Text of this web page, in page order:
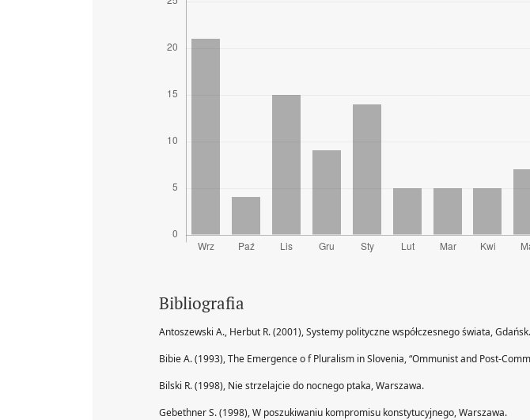
Bibliografia
Antoszewski A., Herbut R. (2001), Systemy polityczne współczesnego świata, Gdańsk.
Bibie A. (1993), The Emergence o f Pluralism in Slovenia, “Ommunist and Post-
Bilski R. (1998), Nie strzelajcie do nocnego ptaka, Warszawa.
Gebethner S. (1998), W poszukiwaniu kompromisu konstytucyjnego, Warszawa.